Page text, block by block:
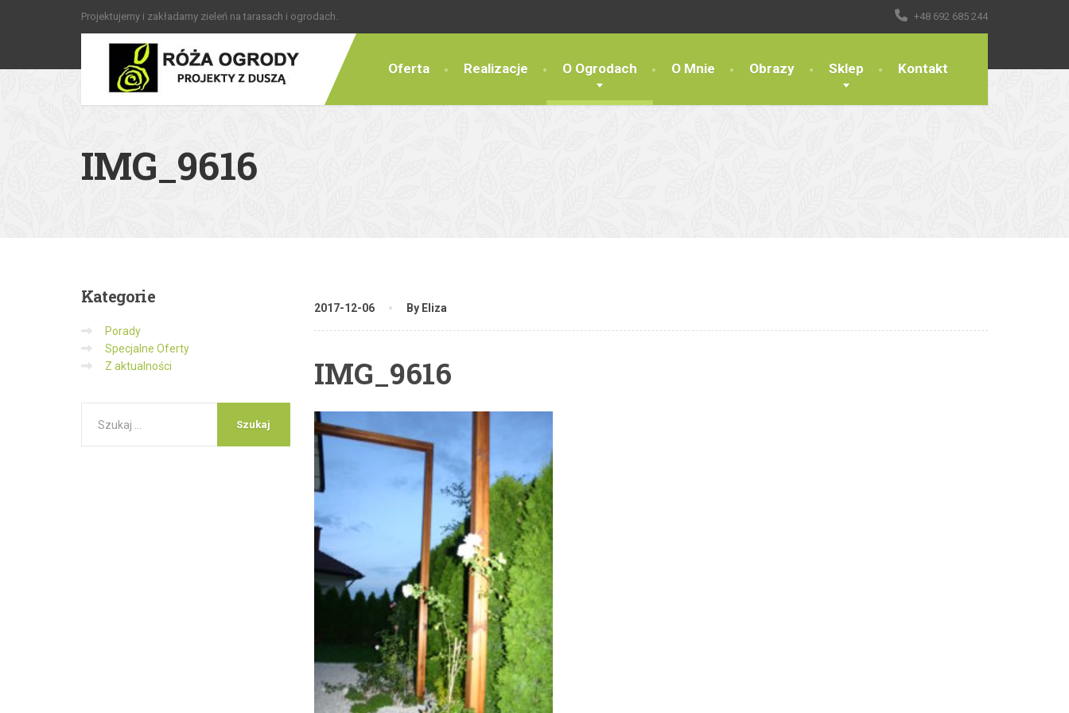
Projektujemy i zakładamy zieleń na tarasach i ogrodach. +48 692 685 244
Oferta Realizacje O Ogrodach O Mnie Obrazy Sklep Kontakt
IMG_9616
2017-12-06 By Eliza
IMG_9616
Kategorie
Porady
Specjalne Oferty
Z aktualności